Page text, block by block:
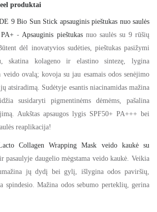
produktai
9 Bio Sun Stick apsauginis pieštukas nuo saulės
-Apsauginis pieštukasnuo saulės su 9 rūšių
dėl inovatyvios sudėties, pieštukas pasižymi
skatina kolageno ir elastino sintezę, lygina
veido ovalą; kovoja su jau esamais odos senėjimo
atsiradimą. Sudėtyje esantis niacinamidas mažina
susidaryti pigmentinėms dėmėms, pašalina
Aukštas apsaugos lygis SPF50+ PA+++ bei
reaplikacija!
Collagen Wrapping Mask veido kaukė su
pasaulyje daugelio mėgstama veido kaukė. Veikia
jų dydį bei gylį, išlygina odos paviršių,
spindesio. Mažina odos sebumo perteklių, gerina